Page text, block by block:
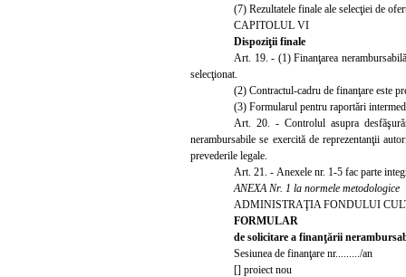
(7) Rezultatele finale ale selecţiei de
CAPITOLUL VI
Dispoziţii finale
Art. 19. - (1) Finanţarea
selecţionat.
(2) Contractul-cadru de finanţare este
(3) Formularul pentru raportări
Art. 20. - Controlul asupra
nerambursabile se exercită de reprezentanţii
prevederile legale.
Art. 21. - Anexele nr. 1-5 fac parte
ANEXA Nr. 1 la normele metodologice
ADMINISTRAŢIA FONDULUI
FORMULAR
de solicitare a finanţării
Sesiunea de finanţare nr.
......../an
[] proiect nou